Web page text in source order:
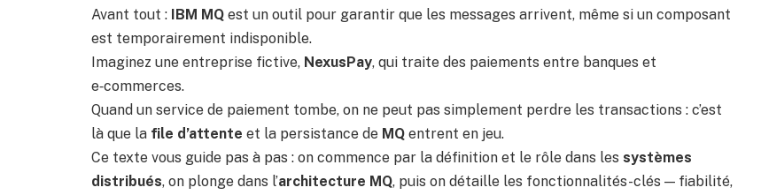
Avant tout : IBM MQ est un outil pour garantir que les messages arrivent, même si un composant
est temporairement indisponible.
Imaginez une entreprise fictive, NexusPay, qui traite des paiements entre banques et
e‑commerces.
Quand un service de paiement tombe, on ne peut pas simplement perdre les transactions : c’est
là que la file d’attente et la persistance de MQ entrent en jeu.
Ce texte vous guide pas à pas : on commence par la définition et le rôle dans les systèmes
distribués, on plonge dans l’architecture MQ, puis on détaille les fonctionnalités-clés — fiabilité,